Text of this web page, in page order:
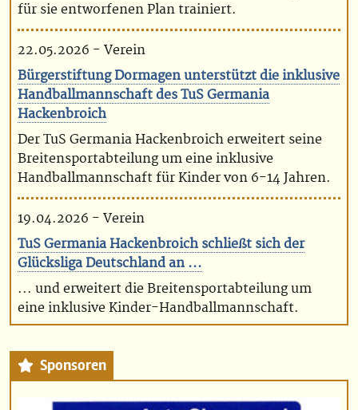
für sie entworfenen Plan trainiert.
22.05.2026 - Verein
Bürgerstiftung Dormagen unterstützt die inklusive
Handballmannschaft des TuS Germania
Hackenbroich
Der TuS Germania Hackenbroich erweitert seine
Breitensportabteilung um eine inklusive
Handballmannschaft für Kinder von 6-14 Jahren.
19.04.2026 - Verein
TuS Germania Hackenbroich schließt sich der
Glücksliga Deutschland an ...
... und erweitert die Breitensportabteilung um
eine inklusive Kinder-Handballmannschaft.
Sponsoren